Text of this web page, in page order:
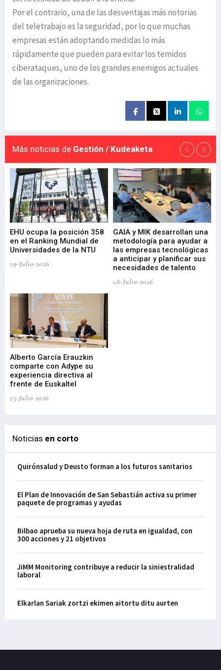
Por el contrario, una de las desventajas más notorias
del teletrabajo es la seguridad, por lo que muchas
empresas están adoptando medidas lo más
rápidamente que pueden para evitar los temidos
ciberataques, uno de los grandes enemigos actuales
de las organizaciones.
Más noticias de Gestión / Kudeaketa
EHU ocupa la posición 358
en el Ranking Mundial de
Universidades de la NTU
29-Julio-2026
GAIA y MIK desarrollan una
metodología para ayudar a
las empresas tecnológicas
a anticipar y planificar sus
necesidades de talento
28-Julio-2026
Alberto García Erauzkin
comparte con Adype su
experiencia directiva al
frente de Euskaltel
23-Julio-2026
Noticias en corto
Quirónsalud y Deusto forman a los futuros sanitarios
El Plan de Innovación de San Sebastián activa su primer
paquete de programas y ayudas
Bilbao aprueba su nueva hoja de ruta en igualdad, con
300 acciones y 21 objetivos
JiMM Monitoring contribuye a reducir la siniestralidad
laboral
Elkarlan Sariak zortzi ekimen aitortu ditu aurten